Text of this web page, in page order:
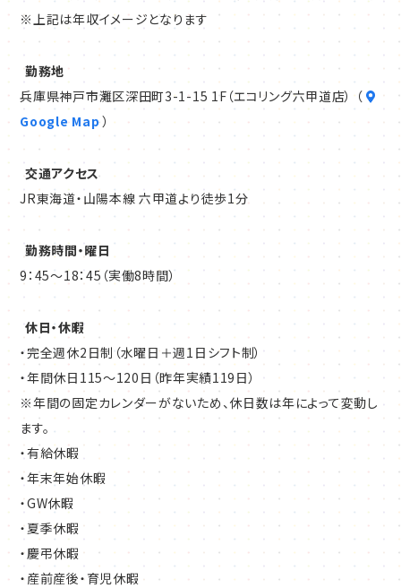
※上記は年収イメージとなります
勤務地
兵庫県神戸市灘区深田町3-1-15 1F（エコリング六甲道店） （
Google Map）
交通アクセス
JR東海道・山陽本線 六甲道より徒歩1分
勤務時間・曜日
9：45～18：45（実働8時間）
休日・休暇
・完全週休2日制（水曜日＋週1日シフト制）
・年間休日115～120日（昨年実績119日）
※年間の固定カレンダーがないため、休日数は年によって変動し
ます。
・有給休暇
・年末年始休暇
・GW休暇
・夏季休暇
・慶弔休暇
・産前産後・育児休暇